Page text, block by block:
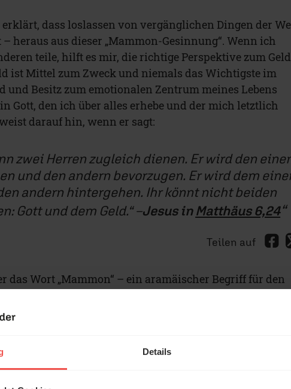
Details
dass loslassen von vergänglichen Dingen der
heraus aus dieser „Mammon-Gesinnung“. Wenn ich
teile, hilft es mir, die richtige Perspektive zum Geld
ist Mittel zum Zweck und niemals das Wichtigste im
und Besitz zum emotionalen Zentrum meines Lebens
Gott, den ich über alles erhebe und der mich letztlich
darauf hin, wenn er sagt:
zwei Herren zugleich dienen. Er wird den
und den andern bevorzugen. Er wird dem
andern hintergehen. Ihr könnt nicht beiden
Gott und dem Geld.“–Jesus inMatthäus 6,24
Teilen auf
das Wort „Mammon“ – ein aramäischer Begriff für den
Geldmangel stehen so unter gewaltigem Druck. Denn